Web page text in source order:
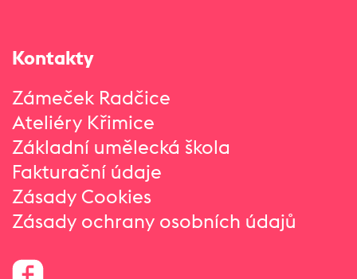
Kontakty
Zámeček Radčice
Ateliéry Křimice
Základní umělecká škola
Fakturační údaje
Zásady Cookies
Zásady ochrany osobních údajů